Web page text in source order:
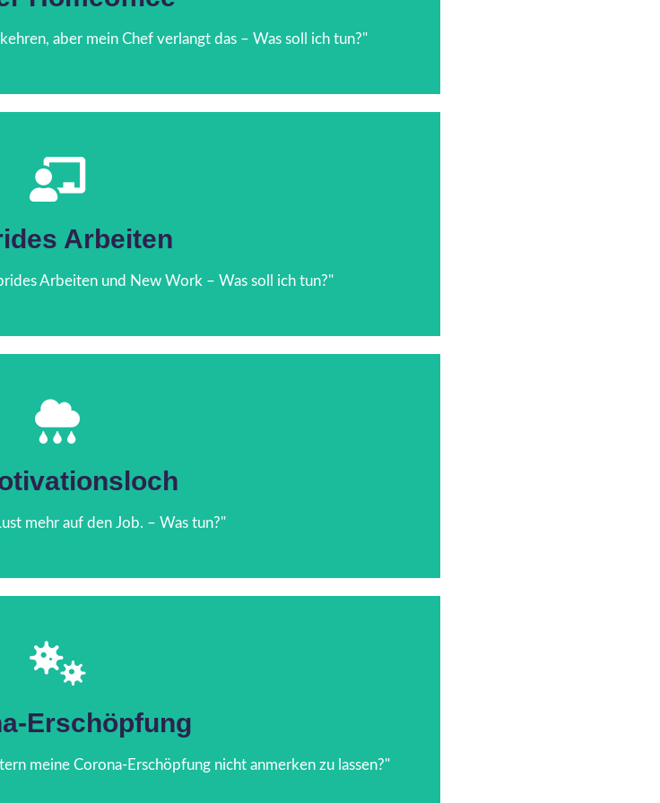
aber mein Chef verlangt das – Was soll ich tun?"
Der Fall:
Arbeiten
Arbeiten und New Work – Was soll ich tun?"
Der Fall:
Erfahrungen trauen sollte.
Jetzt lesen
mehr auf den Job. – Was tun?"
Der Fall:
stellt der Leiter eines Produktionsbereichs
Arbeit zunehmend infrage.
Jetzt lesen
Erschöpfung
meine Corona-Erschöpfung nicht anmerken zu lassen?"
Der Fall:
der Sorge, in der Krise keine gute Führungskraft mehr zu sein.
Was tun?
Jetzt lesen